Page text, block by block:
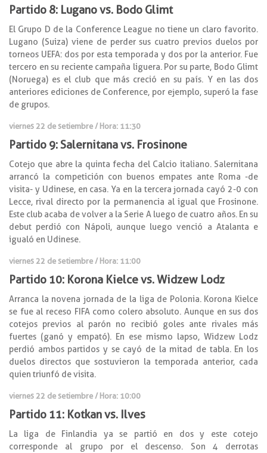
Partido 8: Lugano vs. Bodo Glimt
El Grupo D de la Conference League no tiene un claro favorito.
Lugano (Suiza) viene de perder sus cuatro previos duelos por
torneos UEFA: dos por esta temporada y dos por la anterior. Fue
tercero en su reciente campaña liguera. Por su parte, Bodo Glimt
(Noruega) es el club que más creció en su país. Y en las dos
anteriores ediciones de Conference, por ejemplo, superó la fase
de grupos.
viernes 22 de setiembre / Hora: 11:30
Partido 9: Salernitana vs. Frosinone
Cotejo que abre la quinta fecha del Calcio italiano. Salernitana
arrancó la competición con buenos empates ante Roma -de
visita- y Udinese, en casa. Ya en la tercera jornada cayó 2-0 con
Lecce, rival directo por la permanencia al igual que Frosinone.
Este club acaba de volver a la Serie A luego de cuatro años. En su
debut perdió con Nápoli, aunque luego venció a Atalanta e
igualó en Udinese.
viernes 22 de setiembre / Hora: 11:00
Partido 10: Korona Kielce vs. Widzew Lodz
Arranca la novena jornada de la liga de Polonia. Korona Kielce
se fue al receso FIFA como colero absoluto. Aunque en sus dos
cotejos previos al parón no recibió goles ante rivales más
fuertes (ganó y empató). En ese mismo lapso, Widzew Lodz
perdió ambos partidos y se cayó de la mitad de tabla. En los
duelos directos que sostuvieron la temporada anterior, cada
quien triunfó de visita.
viernes 22 de setiembre / Hora: 10:00
Partido 11: Kotkan vs. Ilves
La liga de Finlandia ya se partió en dos y este cotejo
corresponde al grupo por el descenso. Son 4 derrotas